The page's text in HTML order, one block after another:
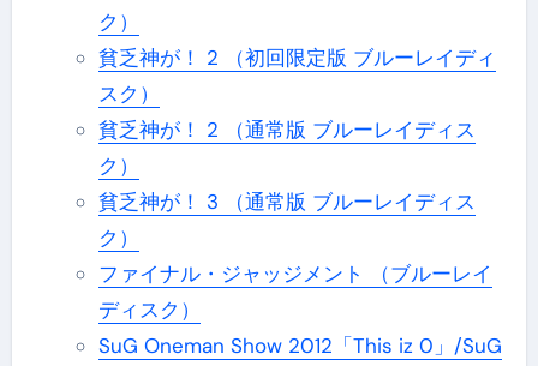
ク）
貧乏神が！ 2 （初回限定版 ブルーレイディ
スク）
貧乏神が！ 2 （通常版 ブルーレイディス
ク）
貧乏神が！ 3 （通常版 ブルーレイディス
ク）
ファイナル・ジャッジメント （ブルーレイ
ディスク）
SuG Oneman Show 2012「This iz 0」/SuG